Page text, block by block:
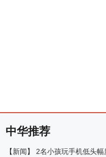
中华推荐
【新闻】
2名小孩玩手机低头